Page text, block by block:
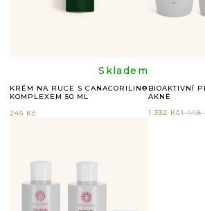
K
T
KRÉM NA RUCE S CANACORILIN®
KOMPLEXEM 50 ML
je
Skladem
245 Kč
BIOAKTIVNÍ
AKNÉ
1 332 Kč1 448